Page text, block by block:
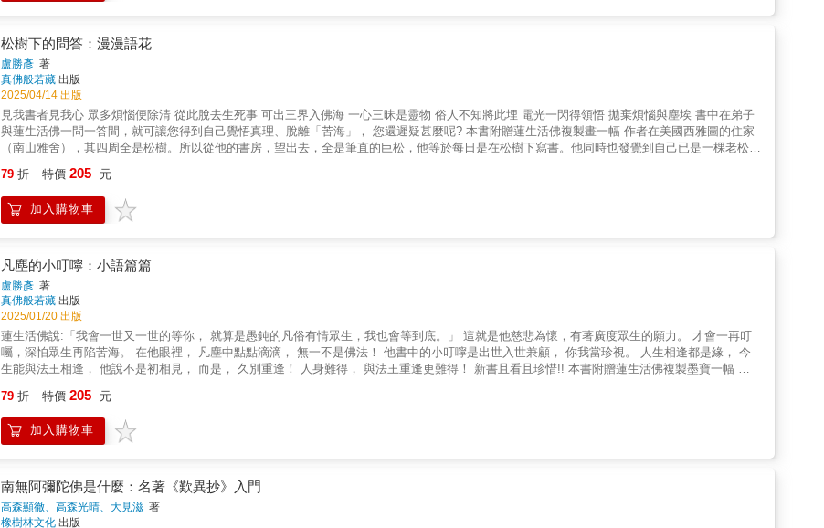
松樹下的問答：漫漫語花
盧勝彥 著
真佛般若藏 出版
2025/04/14 出版
見我書者見我心 眾多煩惱便除清 從此脫去生死事 可出三界入佛海 一心三昧是靈物 俗人不知將此埋 電光一閃得領悟 拋棄煩惱與塵埃 書中在弟子
與蓮生活佛一問一答間，就可讓您得到自己覺悟真理、脫離「苦海」， 您還遲疑甚麼呢? 本書附贈蓮生活佛複製畫一幅 作者在美國西雅圖的住家
（南山雅舍），其四周全是松樹。所以從他的書房，望出去，全是筆直的巨松，他等於每日是在松樹下寫書。他同時也發覺到自己已是一棵老松
在松樹下書房所回答弟子的提問，因而得名。他無非盼望這些問題的解說，能帶給弟子們在三十七道品中，最重要「八正道」中的正念。作者也願
這本《松樹下的問答》，能給有緣的眾生，得到自己覺悟真理的解脫，讓眾生脫離「苦海」。期望大家都有益，也能體會到人生的真諦。
79 折 特價 205 元
加入購物車
凡塵的小叮嚀：小語篇篇
盧勝彥 著
真佛般若藏 出版
2025/01/20 出版
蓮生活佛說:「我會一世又一世的等你， 就算是愚鈍的凡俗有情眾生，我也會等到底。」 這就是他慈悲為懷，有著廣度眾生的願力。 才會一再叮
囑，深怕眾生再陷苦海。 在他眼裡， 凡塵中點點滴滴， 無一不是佛法！ 他書中的小叮嚀是出世入世兼顧， 你我當珍視。 人生相逢都是緣， 今
生能與法王相逢， 他說不是初相見， 而是， 久別重逢！ 人身難得， 與法王重逢更難得！ 新書且看且珍惜!! 本書附贈蓮生活佛複製墨寶一幅 作
空身，世間惱患，無能染著。」所以他第一願——希望眾生有智慧，得自在。第二願——希望眾生有法寶，得利益。第三願——希望眾生有空心，
得無惱。因此成為他寫本書的緣起。面對人生的苦、空、無常，作者說「若不修行，痛苦肯定不會自己停止。」，然而如何修行呢? 作者又說「如
果沒有師父的指引，就像盲人摸象，同時會走很多的冤枉路，怎麼繞，也無法到達目地。」所以，一定要有上師。這本書就是一位實修成就具德慈
79 折 特價 205 元
加入購物車
南無阿彌陀佛是什麼：名著《歎異抄》入門
高森顯徹、高森光晴、大見滋 著
橡樹林文化 出版